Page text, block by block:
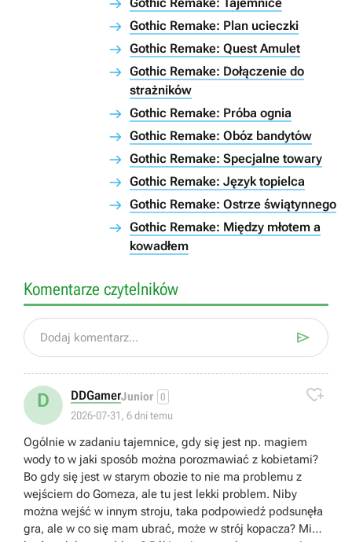
Gothic Remake: Plan ucieczki
Gothic Remake: Quest Amulet
Gothic Remake: Dołączenie do
strażników
Gothic Remake: Próba ognia
Gothic Remake: Obóz bandytów
Gothic Remake: Specjalne towary
Gothic Remake: Język topielca
Gothic Remake: Ostrze świątynnego
Gothic Remake: Między młotem a
kowadłem
Komentarze czytelników
Dodaj komentarz... 
D DDGamerJunior 0
2026-07-31, 6 dni temu

Ogólnie w zadaniu tajemnice, gdy się jest np. magiem
wody to w jaki sposób można porozmawiać z kobietami?
Bo gdy się jest w starym obozie to nie ma problemu z
wejściem do Gomeza, ale tu jest lekki problem. Niby
można wejść w innym stroju, taka podpowiedź podsunęła
gra, ale w co się mam ubrać, może w strój kopacza? Miał